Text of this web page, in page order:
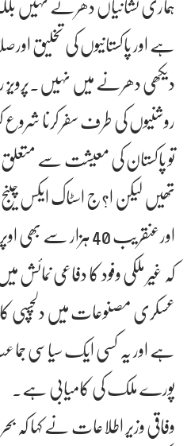
ہے اور پاکستانیوں کی تخلیق
دیکھی دھرنے میں نہیں۔پرویز
روشنیوں کی طرف سفر کرنا شروع
تو پاکستان کی معیشت سے
اورعنقریب 40
کہ غیر ملکی وفود کا دفاعی نمائش
عسکری مصنوعات میں دلچسپی کا
ہے اور یہ کسی ایک سیاسی
پورے ملک کی کامیابی ہے۔
وفاقی وزیر اطلاعات نے کہا